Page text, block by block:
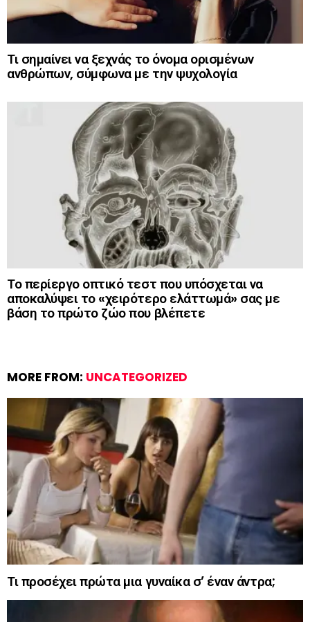
Τι σημαίνει να ξεχνάς το όνομα ορισμένων
ανθρώπων, σύμφωνα με την ψυχολογία
Το περίεργο οπτικό τεστ που υπόσχεται να
αποκαλύψει το «χειρότερο ελάττωμά» σας με
βάση το πρώτο ζώο που βλέπετε
MORE FROM: UNCATEGORIZED
Τι προσέχει πρώτα μια γυναίκα σ’ έναν άντρα;